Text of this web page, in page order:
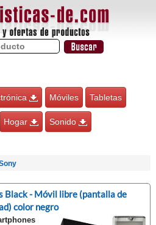
Móviles Tabletas
Hogar Sonido
Black - Móvil libre (pantalla de
color negro